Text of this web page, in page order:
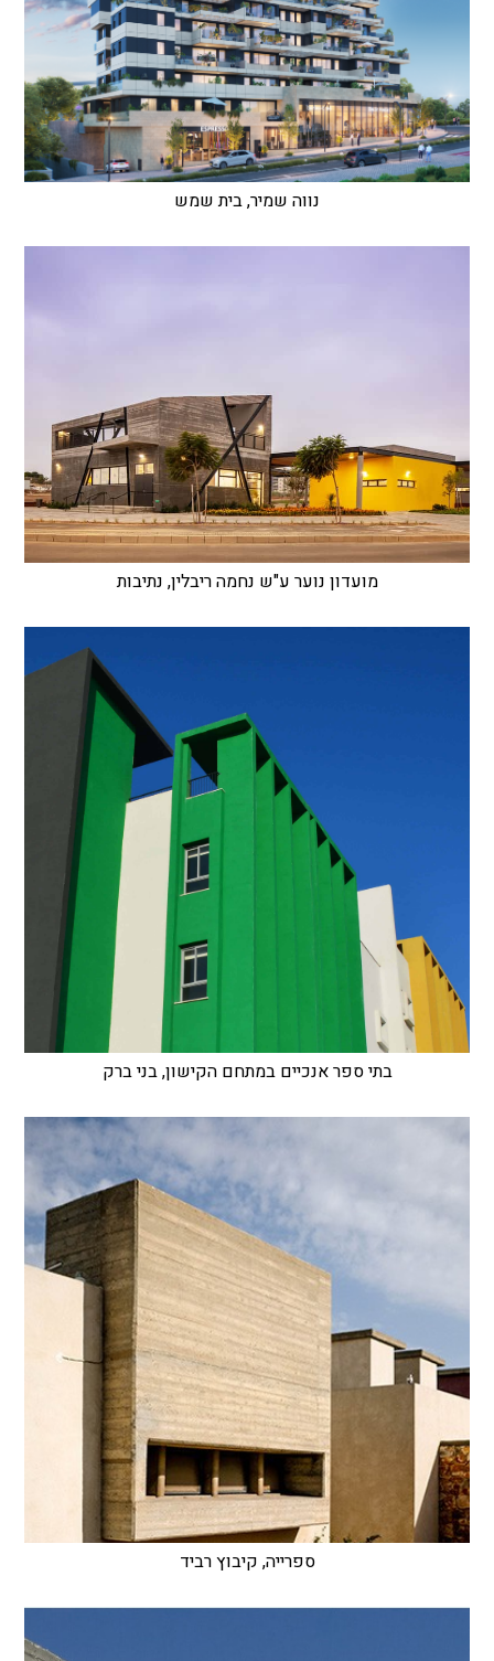
נווה שמיר, בית שמש
מועדון נוער ע"ש נחמה ריבלין, נתיבות
בתי ספר אנכיים במתחם הקישון, בני ברק
ספרייה, קיבוץ רביד